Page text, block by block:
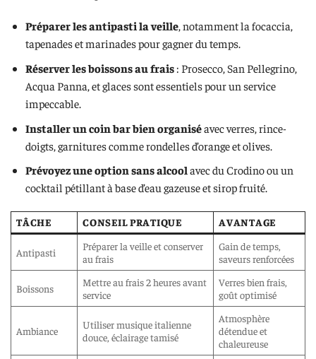
Préparer les antipasti la veille, notamment la focaccia,
tapenades et marinades pour gagner du temps.
Réserver les boissons au frais: Prosecco, San Pellegrino,
Acqua Panna, et glaces sont essentiels pour un service
impeccable.
Installer un coin bar bien organiséavec verres, rince-
doigts, garnitures comme rondelles d’orange et olives.
Prévoyez une option sans alcool avec du Crodino ou un
cocktail pétillant à base d’eau gazeuse et sirop fruité.
TÂCHE CONSEIL PRATIQUE AVANTAGE
Antipasti
Préparer la veille et conserver
au frais
Gain de temps,
saveurs renforcées
Boissons
Mettre au frais 2 heures avant
service
Verres bien frais,
goût optimisé
Ambiance
Utiliser musique italienne
douce, éclairage tamisé
Atmosphère
détendue et
chaleureuse